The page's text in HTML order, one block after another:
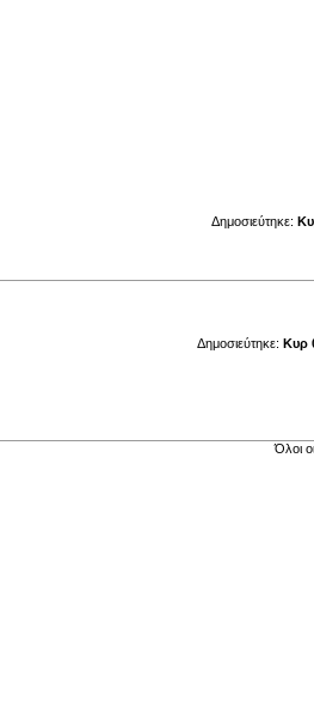
Δημοσιεύτηκε:
Δημοσιεύτηκε: Κυρ
Όλοι